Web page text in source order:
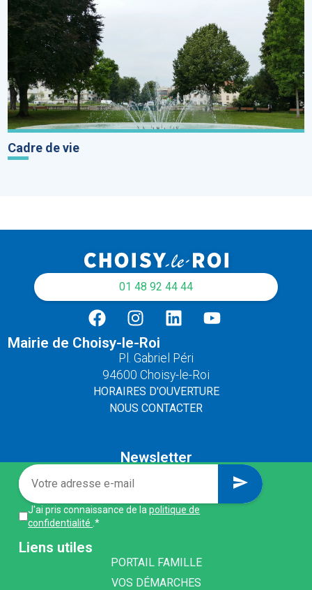
Cadre de vie
01 48 92 44 44
Mairie de Choisy-le-Roi
Pl. Gabriel Péri
94600 Choisy-le-Roi
HORAIRES D'OUVERTURE
NOUS CONTACTER
Newsletter
send
J'ai pris connaissance de lapolitique de
confidentialité .*
Liens utiles
PORTAIL FAMILLE
VOS DÉMARCHES